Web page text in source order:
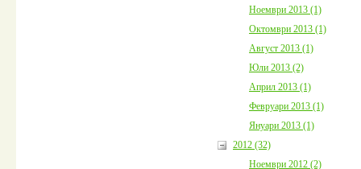
Ноември 2013 (1)
Октомври 2013 (1)
Август 2013 (1)
Юли 2013 (2)
Април 2013 (1)
Февруари 2013 (1)
Януари 2013 (1)
2012 (32)
Ноември 2012 (2)